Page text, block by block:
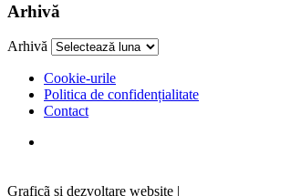
Arhivă
Arhivă
Cookie-urile
Politica de confidențialitate
Contact
Graficã și dezvoltare website |